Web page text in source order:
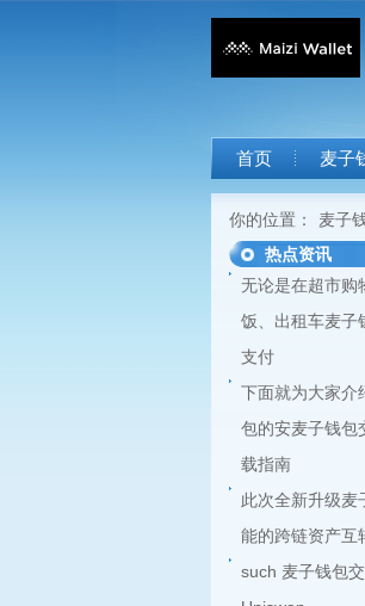
首页 麦子
你的位置： 麦子
热点资讯
无论是在超市购
饭、出租车麦子
支付
下面就为大家介
包的安麦子钱包
载指南
此次全新升级麦
能的跨链资产互
such 麦子钱包